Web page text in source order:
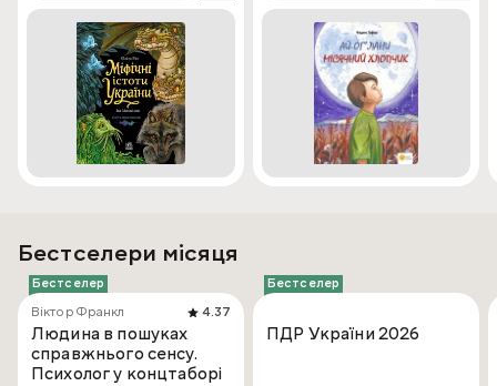
Бестселери місяця
Бестселер
Віктор Франкл
4.37
Людина в пошуках
справжнього сенсу.
Психолог у концтаборі
Бестселер
ПДР України 2026